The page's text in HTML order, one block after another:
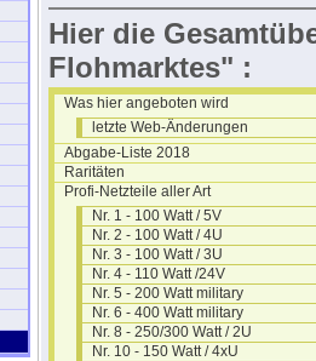
Hier die
Flohmarktes" :
Was hier angeboten wird
letzte Web-Änderungen
Abgabe-Liste 2018
Raritäten
Profi-Netzteile aller Art
Nr. 1 - 100 Watt / 5V
Nr. 2 - 100 Watt / 4U
Nr. 3 - 100 Watt / 3U
Nr. 4 - 110 Watt /24V
Nr. 5 - 200 Watt military
Nr. 6 - 400 Watt military
Nr. 8 - 250/300 Watt / 2U
Nr. 10 - 150 Watt / 4xU